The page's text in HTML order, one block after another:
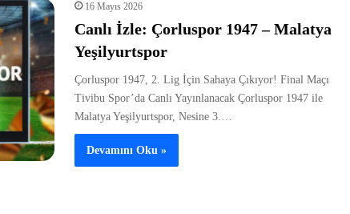
16 Mayıs 2026
Canlı İzle: Çorluspor 1947 – Malatya
Yeşilyurtspor
Çorluspor 1947, 2. Lig İçin Sahaya Çıkıyor! Final Maçı
Tivibu Spor’da Canlı Yayınlanacak Çorluspor 1947 ile
Malatya Yeşilyurtspor, Nesine 3.…
Devamını Oku »